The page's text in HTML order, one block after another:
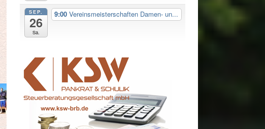
SEP.
26
Sa.
9:00Vereinsmeisterschaften Damen- un...